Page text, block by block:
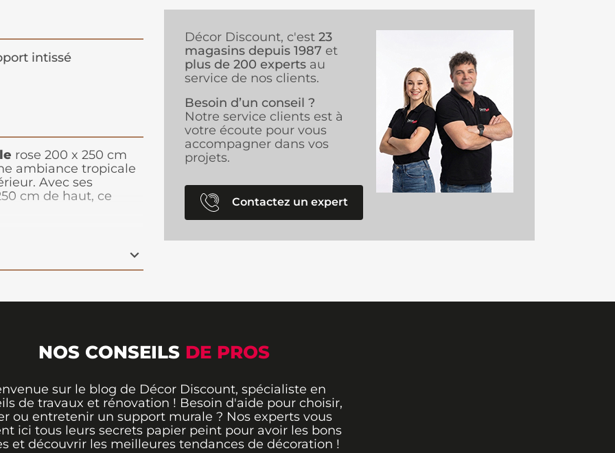
intissé
rose 200 x 250 cm
ambiance tropicale
Avec ses
cm de haut, ce
vus d'en haut,
note de douceur et
des feuilles de
de loisirs, ce
unique permet de
chaque pièce
cepapier peint
parfaitement à toute
à la fois chic et
Décor Discount, c'est 23
magasins depuis 1987 et
plus de 200 experts au
service de nos clients.
Besoin d’un conseil ?
Notre service clients est à
votre écoute pour vous
accompagner dans vos
projets.
Contactez un expert
NOS CONSEILS DE PROS
sur le blog de Décor Discount, spécialiste en
de travaux et rénovation ! Besoin d'aide pour choisir,
ou entretenir un support murale ? Nos experts vous
ici tous leurs secrets papier peint pour avoir les bons
et découvrir les meilleures tendances de décoration !